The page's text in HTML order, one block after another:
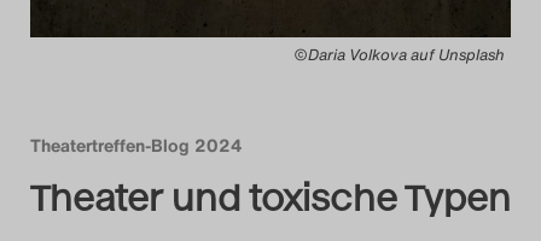
Das Theatertreffen-Blog
2018
Das Theatertreffen-Blog
2018 Alumni
©Daria Volkova auf Unsplash
Theatertreffen-Blog 2024
Theater und toxische Typen